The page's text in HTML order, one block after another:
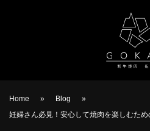
Home » Blog
»
妊婦さん必見！安心して焼肉を楽しむため